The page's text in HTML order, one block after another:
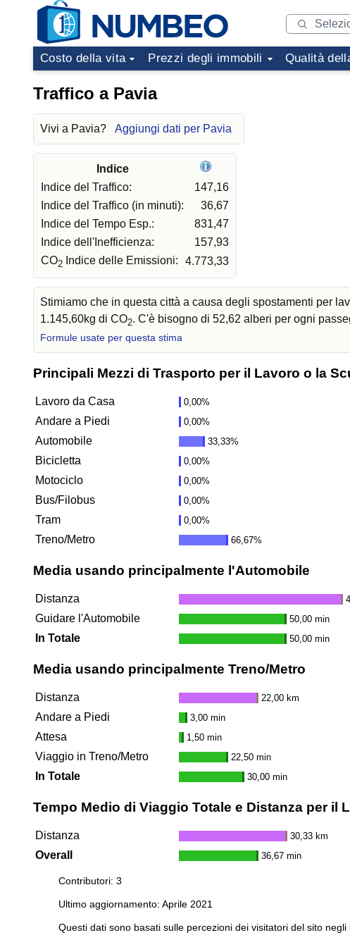
Costo della vita Prezzi degli immobili Qualità
Traffico a Pavia
Vivi a Pavia? Aggiungi dati per Pavia
Indice
Indice del Traffico:
147,16
Indice del Traffico (in minuti):
36,67
Indice del Tempo Esp.:
831,47
Indice dell'Inefficienza:
157,93
CO2 Indice delle Emissioni: 4.773,33
Stimiamo che in questa città a causa degli spostamenti per
1.145,60kg di CO2. C'è bisogno di 52,62 alberi per ogni
Formule usate per questa stima
Principali Mezzi di Trasporto per il Lavoro o la
Lavoro da Casa 0,00%
Andare a Piedi 0,00%
Automobile 33,33%
Bicicletta 0,00%
Motociclo 0,00%
Bus/Filobus 0,00%
Tram 0,00%
Treno/Metro 66,67%
Media usando principalmente l'Automobile
Distanza
Guidare l'Automobile 50,00 min
In Totale 50,00 min
Media usando principalmente Treno/Metro
Distanza 22,00 km
Andare a Piedi 3,00 min
Attesa 1,50 min
Viaggio in Treno/Metro 22,50 min
In Totale 30,00 min
Tempo Medio di Viaggio Totale e Distanza per il
Distanza 30,33 km
Overall 36,67 min
Contributori: 3
Ultimo aggiornamento: Aprile 2021
Questi dati sono basati sulle percezioni dei visitatori del sito negli